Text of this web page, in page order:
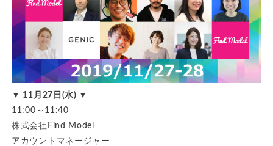
▼ 11月27日(水) ▼
11:00～11:40
株式会社Find Model
アカウントマネージャー